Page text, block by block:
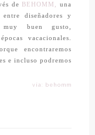
de
BEHOMM,
una
diseñadores y
buen gusto,
vacacionales.
encontraremos
e incluso podremos
vía: behomm